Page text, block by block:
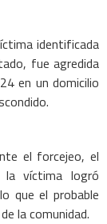
identificada
fue agredida
en un domicilio
el forcejeo, el
la víctima logró
que el probable
la comunidad.